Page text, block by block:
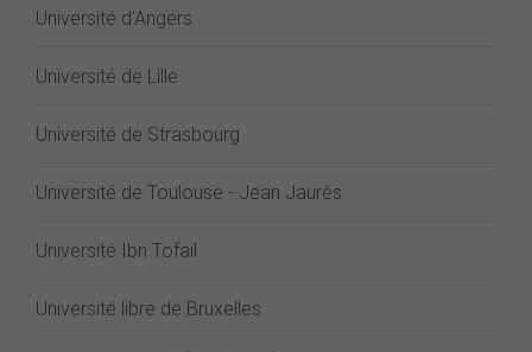
Université d'Angers
Université de Lille
Université de Strasbourg
Université de Toulouse - Jean Jaurès
Université Ibn Tofail
Université libre de Bruxelles